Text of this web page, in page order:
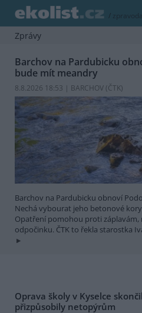
/
Zprávy
Barchov na Pardubicku
bude mít meandry
8.8.2026 18:53 | BARCHOV (ČTK)
Barchov na Pardubicku obnoví
Nechá vybourat jeho betonové
Opatření pomohou proti
odpočinku. ČTK to řekla starostka
Oprava školy v Kyselce
přizpůsobily netopýrům